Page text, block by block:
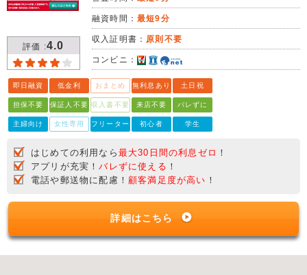
評価 :4.0
融資時間： 最短9分
収入証明書： 原則不要
コンビニ：
即日融資 低金利 おまとめ 無利息あり 土日祝
担保不要 保証人不要 収入書不要 来店不要 バレずに
主婦向け 女性専用 フリーター 初心者 学生
はじめての利用なら 最大30日間の利息ゼロ ！
アプリが充実！バレずに使える ！
電話や郵送物に配慮！ 顧客満足度が高い ！
詳細はこちら